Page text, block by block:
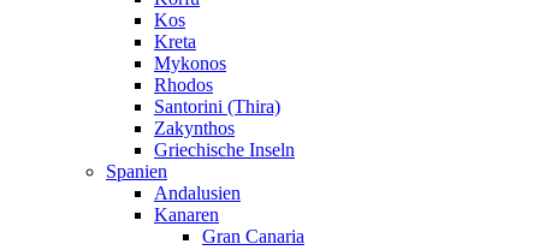
Kos
Kreta
Mykonos
Rhodos
Santorini (Thira)
Zakynthos
Griechische Inseln
Spanien
Andalusien
Kanaren
Gran Canaria